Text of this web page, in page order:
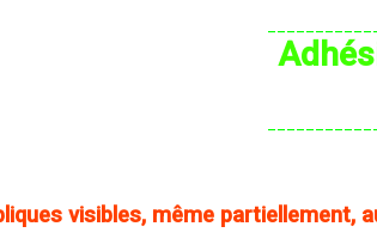
visibles, même partiellement,